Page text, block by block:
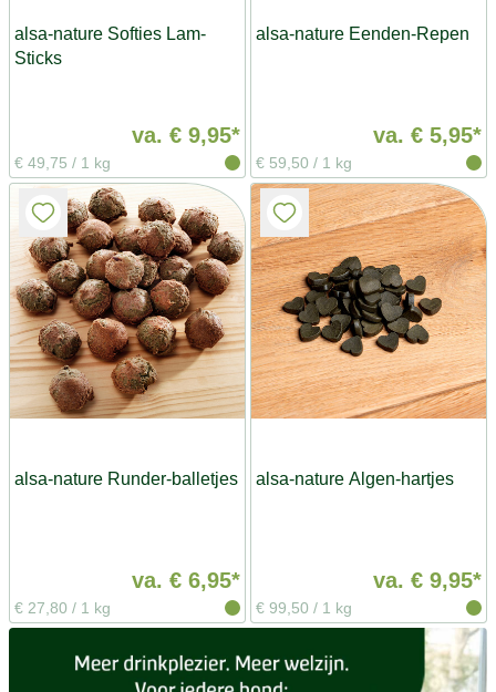
alsa-nature Softies Lam-
Sticks
va. € 9,95*
€ 49,75 / 1 kg
alsa-nature Eenden-Repen
va. € 5,95*
€ 59,50 / 1 kg
alsa-nature Runder-balletjes
va. € 6,95*
€ 27,80 / 1 kg
alsa-nature Algen-hartjes
va. € 9,95*
€ 99,50 / 1 kg